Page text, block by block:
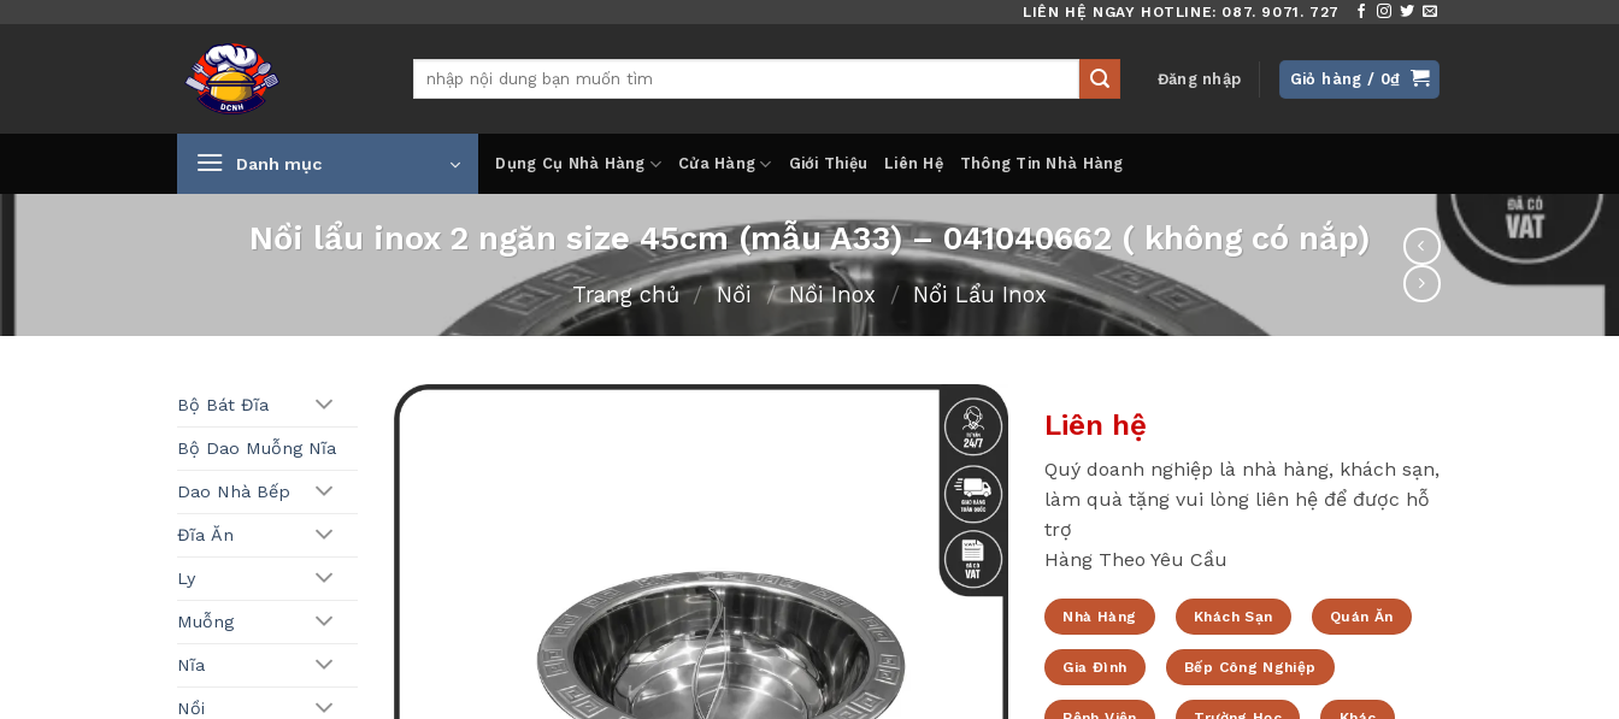
LIÊN HỆ NGAY HOTLINE: 087. 9071. 727
Tìm
kiếm:
Đăng nhập Giỏ hàng / 0₫
Danh mục Dụng Cụ Nhà Hàng Cửa Hàng Giới Thiệu Liên Hệ Thông Tin Nhà Hàng
Nồi lẩu inox 2 ngăn size 45cm (mẫu A33) – 041040662 ( không có nắp)
Trang chủ / Nồi / Nồi Inox / Nổi Lẩu Inox
Bộ Bát Đĩa
Bộ Dao Muỗng Nĩa
Dao Nhà Bếp
Đĩa Ăn
Ly
Muỗng
Nĩa
Nồi
Liên hệ
Quý doanh nghiệp là nhà hàng, khách sạn,
làm quà tặng vui lòng liên hệ để được hỗ
trợ
Hàng Theo Yêu Cầu
Nhà Hàng Khách Sạn Quán Ăn
Gia Đình Bếp Công Nghiệp